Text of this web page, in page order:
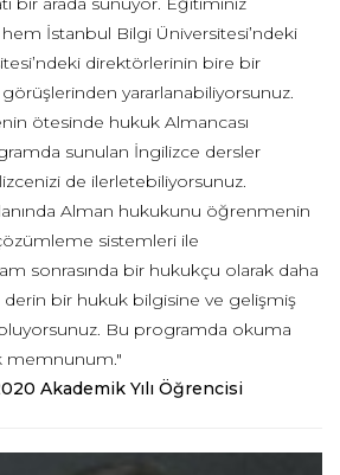
İstanbul Bilgi Üniversitesi’ndeki
direktörlerinin bire bir
yararlanabiliyorsunuz.
ötesinde hukuk Almancası
sunulan İngilizce dersler
de ilerletebiliyorsunuz.
Alman hukukunu öğrenmenin
çözümleme sistemleri ile
sonrasında bir hukukçu olarak daha
bir hukuk bilgisine ve gelişmiş
Bu programda okuma
memnunum."
Akademik Yılı Öğrencisi